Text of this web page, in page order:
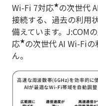
Wi-Fi 7対応★の次世代
接続する、過去の利用
備えています。J:COM
応★の次世代 AI Wi-Fi
ん。